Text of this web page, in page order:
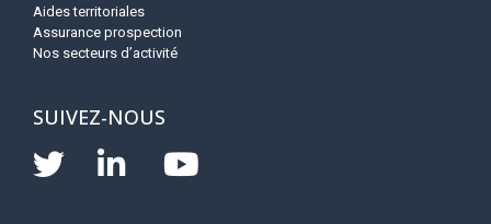
Aides territoriales
Assurance prospection
Nos secteurs d’activité
SUIVEZ-NOUS